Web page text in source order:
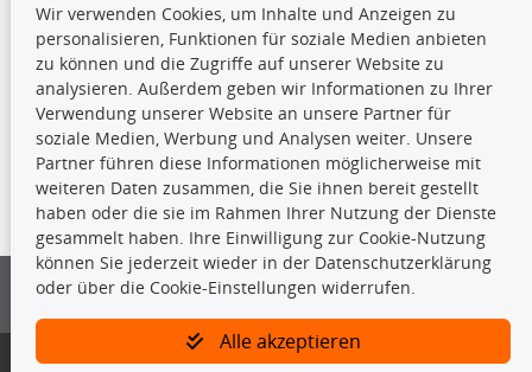
TecDoc Inside
Die hier angezeigten Daten insbesondere die gesamte Datenbank dürfen
nicht kopiert werden.
Es ist zu unterlassen, die Daten oder die gesamte Datenbank ohne
vorherige Zustimmung von TecDoc zu vervielfältigen, zu verbreiten
und/oder diese Handlungen durch Dritte ausführen zu lassen. Ein
Bitte prüfen Sie, ob das über unseren Onlineshop identifizierte Ersatzteil
Wir verwenden Cookies, um Inhalte und Anzeigen zu
personalisieren, Funktionen für soziale Medien anbieten
zu können und die Zugriffe auf unserer Website zu
analysieren. Außerdem geben wir Informationen zu Ihrer
Verwendung unserer Website an unsere Partner für
soziale Medien, Werbung und Analysen weiter. Unsere
Partner führen diese Informationen möglicherweise mit
weiteren Daten zusammen, die Sie ihnen bereit gestellt
haben oder die sie im Rahmen Ihrer Nutzung der Dienste
gesammelt haben. Ihre Einwilligung zur Cookie-Nutzung
können Sie jederzeit wieder in der Datenschutzerklärung
oder über die Cookie-Einstellungen widerrufen.
Alle akzeptieren